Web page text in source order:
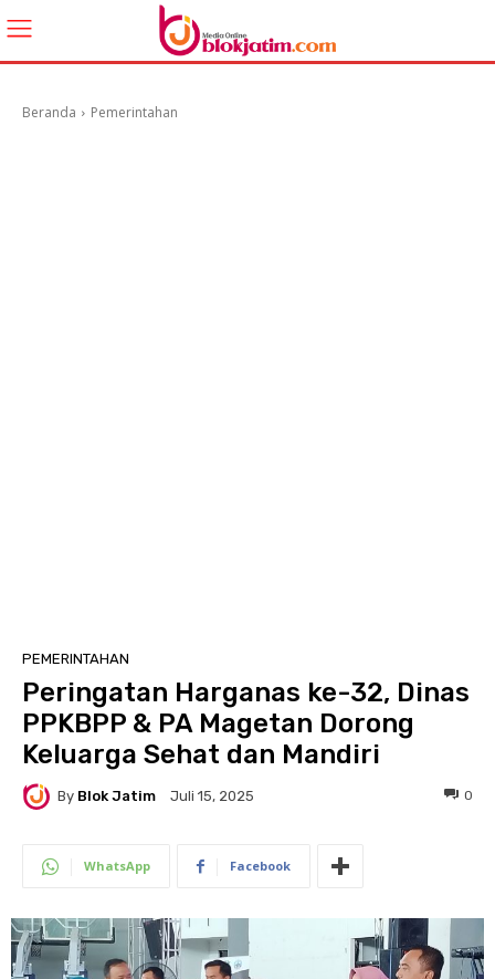
Beranda Pemerintahan
PEMERINTAHAN
Peringatan Harganas ke-32, Dinas
PPKBPP & PA Magetan Dorong
Keluarga Sehat dan Mandiri
By Blok Jatim Juli 15, 2025 0
WhatsApp Facebook